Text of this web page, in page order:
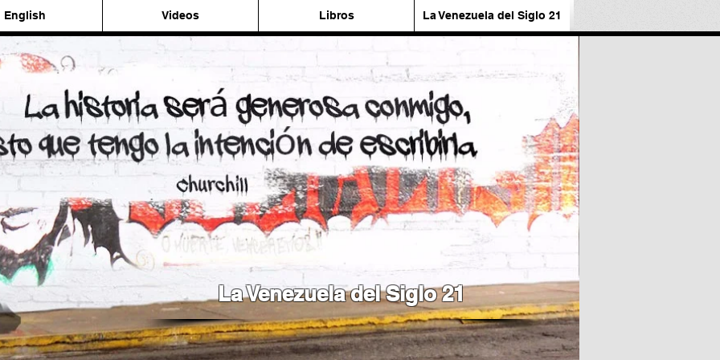
English Videos Libros La Venezuela del Siglo 21
La Venezuela del Siglo 21